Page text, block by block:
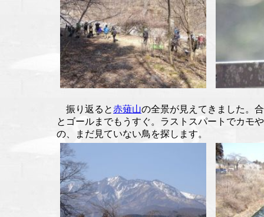
振り返ると赤薙山の全景が見えてきました。
とゴールまでもうすぐ。ラストスパートでカモ
の、まだ見ていない鳥を探します。